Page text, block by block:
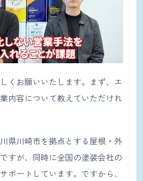
くお願いいたします。まず、エ
内容について教えていただけれ
県川崎市を拠点とする屋根・外
すが、同時に全国の塗装会社の
ポートしています。ですから、